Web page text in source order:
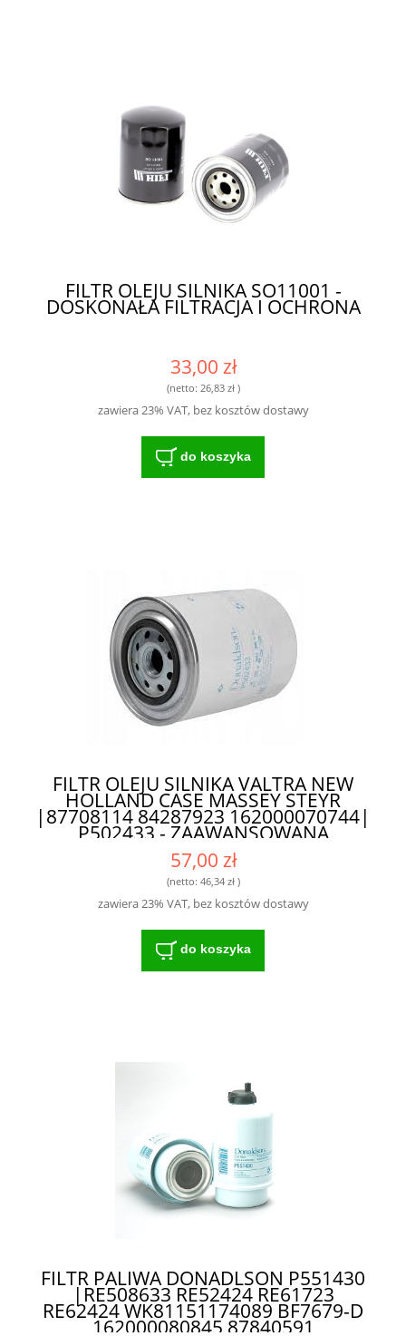
FILTR OLEJU SILNIKA SO11001 -
DOSKONAŁA FILTRACJA I OCHRONA
33,00 zł
(netto: 26,83 zł)
zawiera 23% VAT, bez kosztów dostawy
do koszyka
FILTR OLEJU SILNIKA VALTRA NEW
HOLLAND CASE MASSEY STEYR
|87708114 84287923 162000070744|
P502433 - ZAAWANSOWANA
TECHNOLOGIA FILTRACJI DLA
ROLNICTWA
57,00 zł
(netto: 46,34 zł)
zawiera 23% VAT, bez kosztów dostawy
do koszyka
FILTR PALIWA DONADLSON P551430
|RE508633 RE52424 RE61723
RE62424 WK81151174089 BF7679-D
162000080845 87840591